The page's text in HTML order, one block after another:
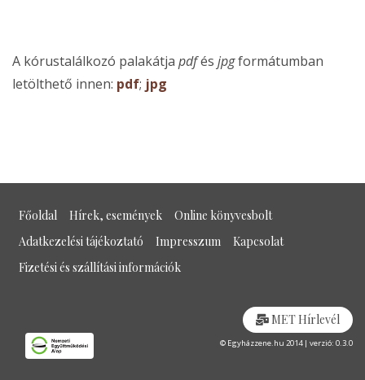
A kórustalálkozó palakátja pdfés jpgformátumban
letölthető innen: pdf; jpg
Főoldal Hírek, események
Online könyvesbolt
Adatkezelési tájékoztató
Impresszum
Kapcsolat
Fizetési és szállítási információk
MET Hírlevél
© Egyházzene.hu 2014 | verzió: 0.3.0